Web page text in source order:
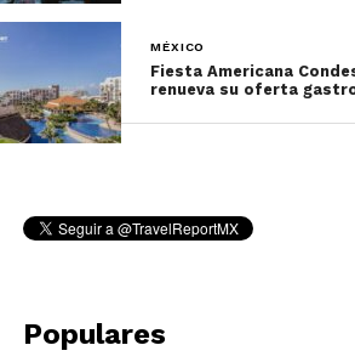
MÉXICO
Fiesta Americana
renueva su oferta
Populares